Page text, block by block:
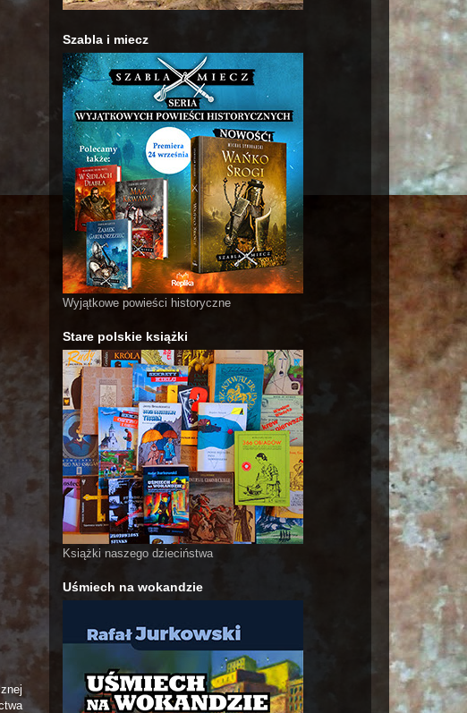
Szabla i miecz
Wyjątkowe powieści historyczne
Stare polskie książki
Książki naszego dzieciństwa
Uśmiech na wokandzie